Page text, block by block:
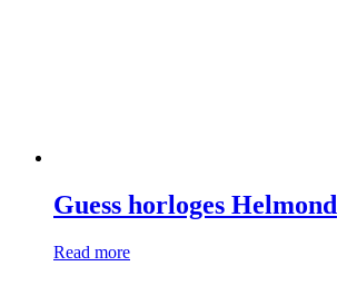
Guess horloges Helmond
Read more